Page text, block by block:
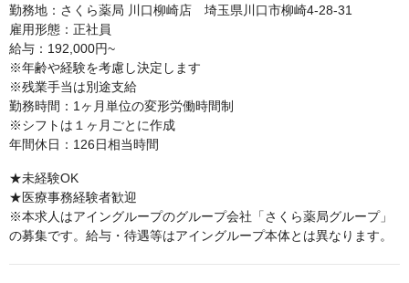
勤務地：さくら薬局 川口柳崎店 埼玉県川口市柳崎4-28-31
雇用形態：正社員
給与：192,000円~
※年齢や経験を考慮し決定します
※残業手当は別途支給
勤務時間：1ヶ月単位の変形労働時間制
※シフトは１ヶ月ごとに作成
年間休日：126日相当時間
★未経験OK
★医療事務経験者歓迎
※本求人はアイングループのグループ会社「さくら薬局グループ」
の募集です。給与・待遇等はアイングループ本体とは異なります。